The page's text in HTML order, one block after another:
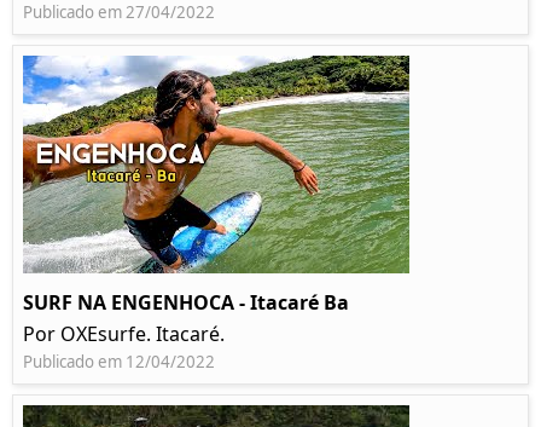
Publicado em 27/04/2022
SURF NA ENGENHOCA - Itacaré Ba
Por OXEsurfe. Itacaré.
Publicado em 12/04/2022